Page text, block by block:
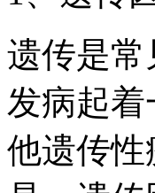
遗传是
发病起
他遗传